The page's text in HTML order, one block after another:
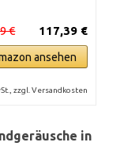
117,39 €
€
ansehen
zzgl. Versandkosten
in